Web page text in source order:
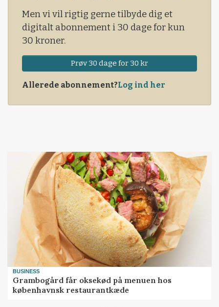
Men vi vil rigtig gerne tilbyde dig et
digitalt abonnement i 30 dage for kun
30 kroner.
Prøv 30 dage for 30 kr
Allerede abonnement?Log ind her
BUSINESS
Grambogård får oksekød på menuen hos
københavnsk restaurantkæde